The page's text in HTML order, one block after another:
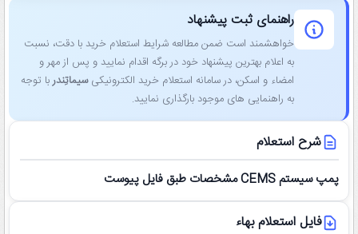
راهنمای ثبت پیشنهاد
خواهشمند است ضمن مطالعه شرایط استعلام خرید با دقت، نسبت
به اعلام بهترین پیشنهاد خود در برگه اقدام نمایید و پس از مهر و
امضاء و اسکن، در سامانه استعلام خرید الکترونیکیسیماتِندربا توجه
به راهنمایی ‌های موجود بارگذاری نمایید.
شرح استعلام
پمپ سيستم CEMS مشخصات طبق فايل پيوست
فایل استعلام بهاء